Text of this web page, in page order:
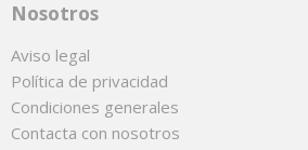
Nosotros
Aviso legal
Política de privacidad
Condiciones generales
Contacta con nosotros